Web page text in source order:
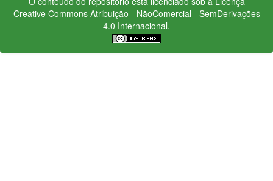
Creative CommonsAtribuição - NãoComercial - SemDerivações
4.0 Internacional.